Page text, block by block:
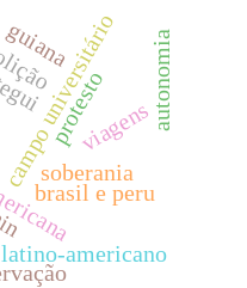
protesto
campo universitário
americano
brasil e peru
viagens
guiana autonomia
soberania